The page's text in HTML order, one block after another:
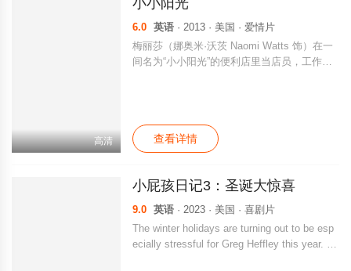
比……
高清
小小阳光
6.0 英语 · 2013 · 美国 · 爱情片
梅丽莎（娜奥米·沃茨 Naomi Watts 饰）在一
间名为“小小阳光”的便利店里当店员，工作之
馆中，可即便瑞，乐观开朗的梅丽莎还是对未
来充满了希望。 一天，梅丽莎意外的发现自
己竟然怀孕了。她将这个好消息告诉了瑞奇，
然而，就在这个节骨眼上，梅丽莎失业了，祸
不单行，她和瑞奇还被赶出了汽车旅馆，失去
了最后的庇护。在残酷的现实之下，这对情侣
该何去何从呢？
查看详情
小屁孩日记3：圣诞大惊喜
9.0 英语 · 2023 · 美国 · 喜剧片
The winter holidays are turning out to be esp
ecially stressful for Greg Heffley this year. Af